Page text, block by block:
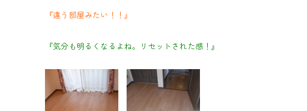
『違う部屋みたい！！』
『気分も明るくなるよね。リセットされた感！』